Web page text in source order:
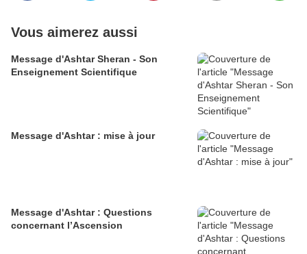
Vous aimerez aussi
Message d'Ashtar Sheran - Son
Enseignement Scientifique
Message d'Ashtar : mise à jour
Message d'Ashtar : Questions
concernant l’Ascension